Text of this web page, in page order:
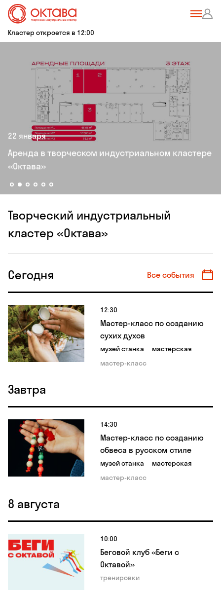
Кластер откроется в 12:00
22 января
Apeнда в твoрческом индуcтриaльном клаcтeрe
«Oктaва»
Творческий индустриальный
кластер «Октава»
Сегодня Все события
12:30
Мастер-класс по созданию
сухих духов
музей станка
мастерская
мастер-класс
Завтра
14:30
Мастер-класс по созданию
обвеса в русском стиле
музей станка
мастерская
мастер-класс
8 августа
10:00
Беговой клуб «Беги с
Октавой»
тренировки